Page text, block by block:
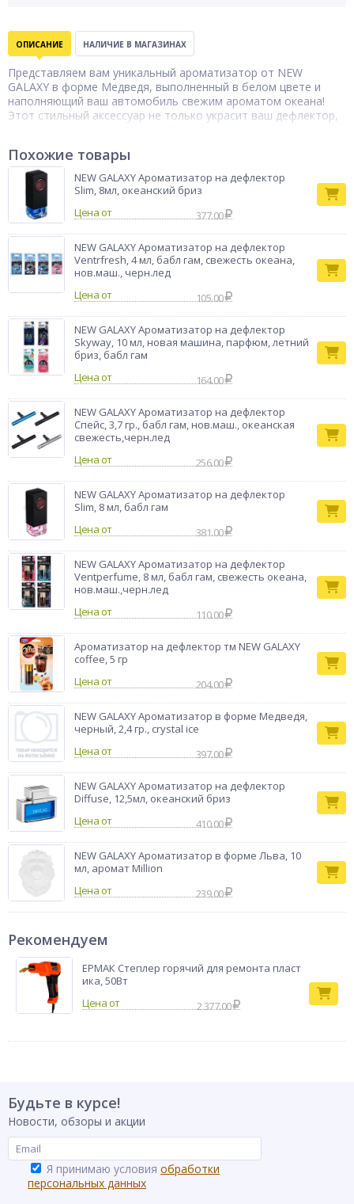
ОПИСАНИЕ НАЛИЧИЕ В МАГАЗИНАХ
Представляем вам уникальный ароматизатор от NEW
GALAXY в форме Медведя, выполненный в белом цвете и
наполняющий ваш автомобиль свежим ароматом океана!
Этот стильный аксессуар не только украсит ваш дефлектор,
милого белого медведя, который добавит нотку игривости и
уюта в ваш автомобиль.Свежий и бодрящий аромат океана,
который создаст атмосферу морского бриза и
чистоты.Удобное и надежное крепление, которое позволяет
легко установить ароматизатор на дефлектор вашего
достаньте ароматизатор.Установите его на дефлектор
вашего автомобиля.Наслаждайтесь свежим ароматом
океана!
Бренд
Похожие товары
NEW GALAXY Ароматизатор на дефлектор
Slim, 8мл, океанский бриз
Цена от
377.00
NEW GALAXY Ароматизатор на дефлектор
Ventrfresh, 4 мл, бабл гам, свежесть океана,
нов.маш., черн.лед
Цена от
105.00
NEW GALAXY Ароматизатор на дефлектор
Skyway, 10 мл, новая машина, парфюм, летний
бриз, бабл гам
Цена от
164.00
NEW GALAXY Ароматизатор на дефлектор
Спейс, 3,7 гр., бабл гам, нов.маш., океанская
свежеcть,черн.лед
Цена от
256.00
NEW GALAXY Ароматизатор на дефлектор
Slim, 8 мл, бабл гам
Цена от
381.00
NEW GALAXY Ароматизатор на дефлектор
Ventperfume, 8 мл, бабл гам, свежесть океана,
нов.маш.,черн.лед
Цена от
110.00
Ароматизатор на дефлектор тм NEW GALAXY
coffee, 5 гр
Цена от
204.00
NEW GALAXY Ароматизатор в форме Медведя,
черный, 2,4 гр., crystal ice
Цена от
397.00
NEW GALAXY Ароматизатор на дефлектор
Diffuse, 12,5мл, океанский бриз
Цена от
410.00
NEW GALAXY Ароматизатор в форме Льва, 10
мл, аромат Million
Цена от
239.00
Рекомендуем
ЕРМАК Степлер горячий для ремонта пласт
ика, 50Вт
2 377.00
Будьте в курсе!
Новости, обзоры и акции
Я принимаю условия обработки
персональных данных